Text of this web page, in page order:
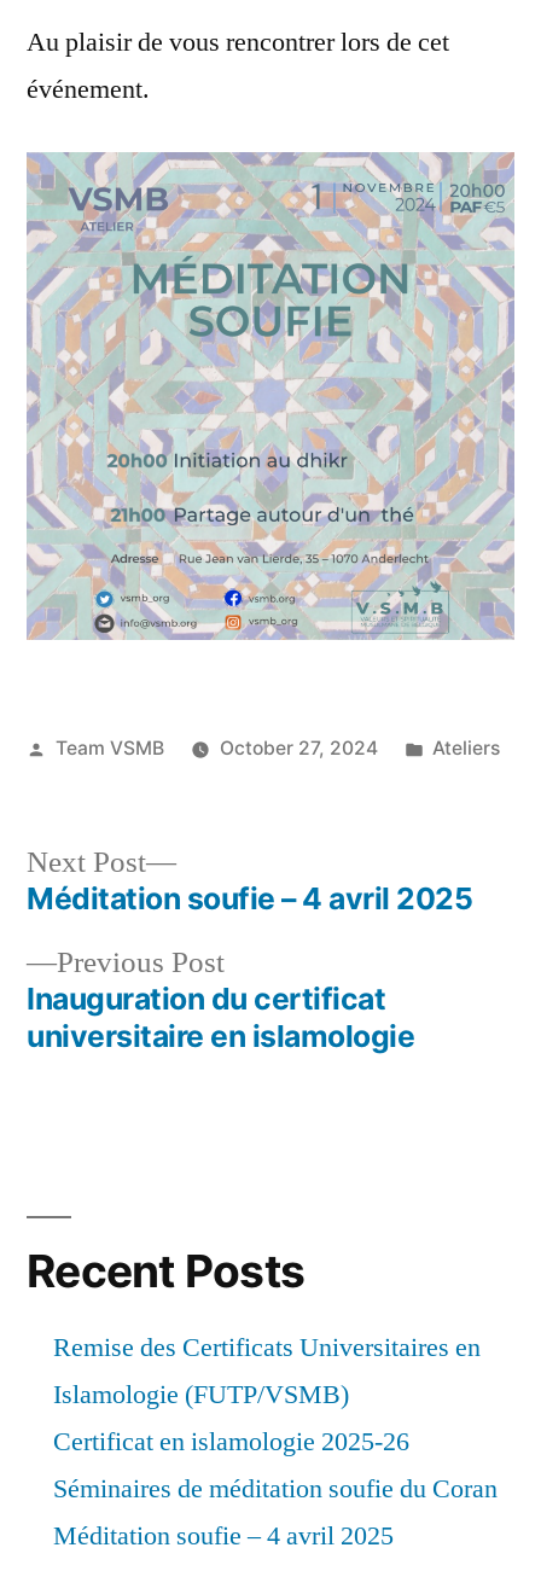
Au plaisir de vous rencontrer lors de cet
événement.
Posted
Team VSMB October 27, 2024
Posted
Ateliers
Post
navigation
Previous PostPrevious
post:
Inauguration du certificat
universitaire en islamologie
Next Post
Next
post:
Méditation soufie – 4 avril 2025
Recent Posts
Remise des Certificats Universitaires en
Islamologie (FUTP/VSMB)
Certificat en islamologie 2025-26
Séminaires de méditation soufie du Coran
Méditation soufie – 4 avril 2025